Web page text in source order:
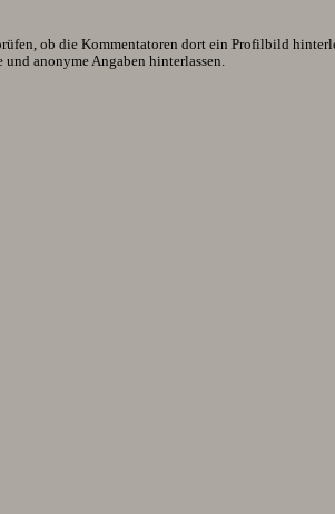
ob die Kommentatoren dort ein Profilbild
und anonyme Angaben hinterlassen.